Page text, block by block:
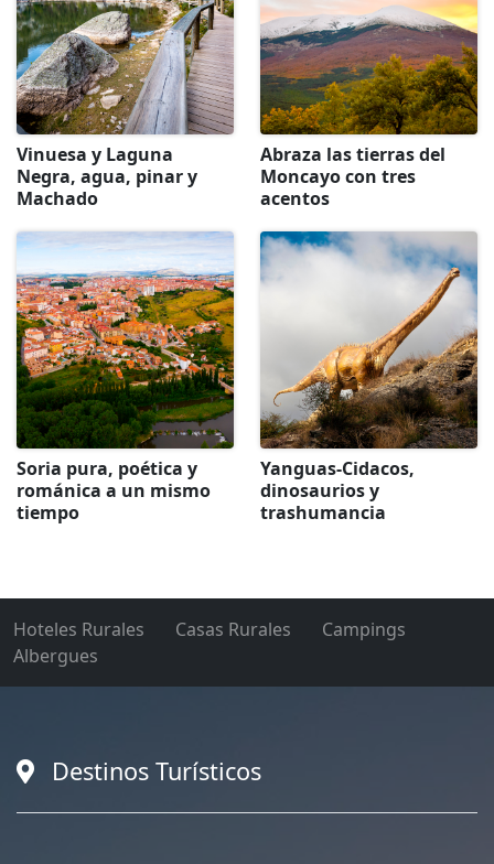
Vinuesa y Laguna
Negra, agua, pinar y
Machado
Abraza las tierras del
Moncayo con tres
acentos
Soria pura, poética y
románica a un mismo
tiempo
Yanguas-Cidacos,
dinosaurios y
trashumancia
Hoteles Rurales Casas Rurales
Campings
Albergues
Destinos Turísticos